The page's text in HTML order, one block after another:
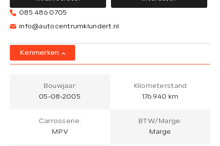
085 486 0705
info@autocentrumklundert.nl
Kenmerken
Bouwjaar:
05-08-2005
Kilometerstand
176.940 km
Carrosserie:
MPV
BTW/Marge:
Marge